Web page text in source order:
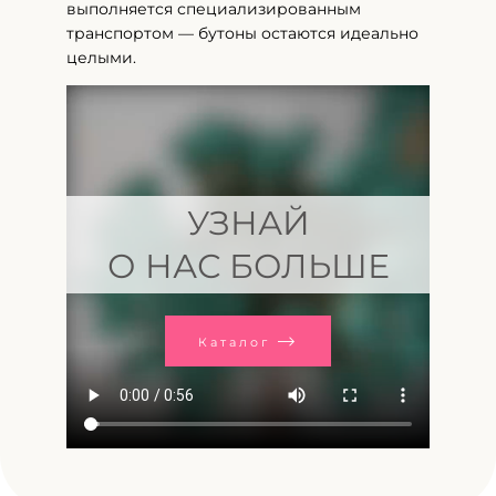
выполняется специализированным
транспортом — бутоны остаются идеально
целыми.
УЗНАЙ
О НАС БОЛЬШЕ
Каталог